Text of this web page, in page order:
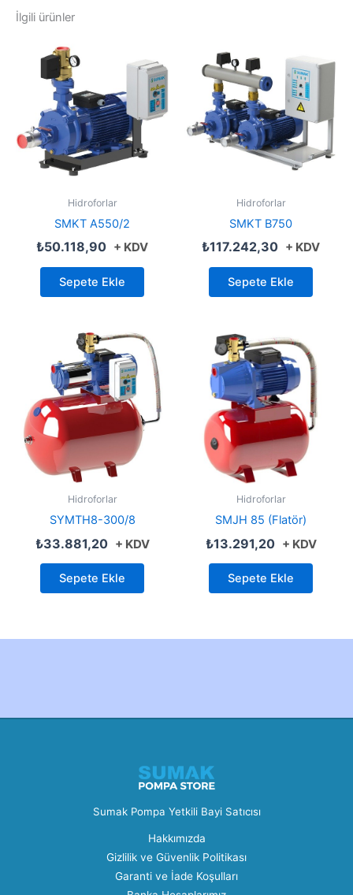
İlgili ürünler
Hidroforlar
SMKT A550/2
₺50.118,90 + KDV
Sepete Ekle
Hidroforlar
SMKT B750
₺117.242,30 + KDV
Sepete Ekle
Hidroforlar
SYMTH8-300/8
₺33.881,20 + KDV
Sepete Ekle
Hidroforlar
SMJH 85 (Flatör)
₺13.291,20 + KDV
Sepete Ekle
Sumak Pompa Yetkili Bayi Satıcısı
Hakkımızda
Gizlilik ve Güvenlik Politikası
Garanti ve İade Koşulları